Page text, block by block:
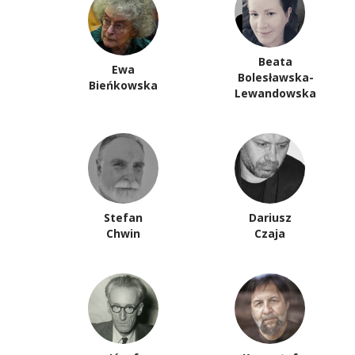
Ewa
Bieńkowska
Beata
Bolesławska-
Lewandowska
Stefan
Chwin
Dariusz
Czaja